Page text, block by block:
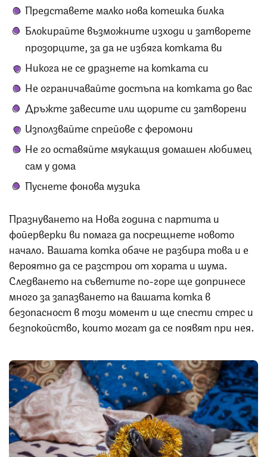
Представете малко нова котешка билка
Блокирайте възможните изходи и затворете
прозорците, за да не избяга котката ви
Никога не се дразнете на котката си
Не ограничавайте достъпа на котката до вас
Дръжте завесите или щорите си затворени
Използвайте спрейове с феромони
Не го оставяйте мяукащия домашен любимец
сам у дома
Пуснете фонова музика
Празнуването на Нова година с партита и
фойерверки ви помага да посрещнете новото
начало. Вашата котка обаче не разбира това и е
вероятно да се разстрои от хората и шума.
Следването на съветите по-горе ще допринесе
много за запазването на вашата котка в
безопасност в този момент и ще спести стрес и
безпокойство, които могат да се появят при нея.